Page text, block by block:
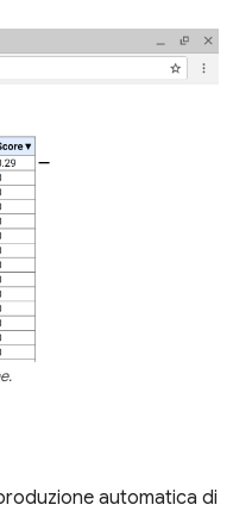
automatica di